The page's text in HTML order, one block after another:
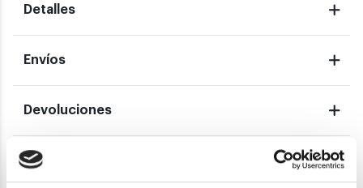
Detalles
Envíos
Devoluciones
Garantías